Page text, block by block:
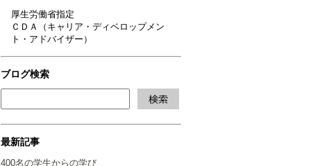
厚生労働省指定
ＣＤＡ（キャリア・ディベロップメン
ト・アドバイザー）
ブログ検索
最新記事
400名の学生からの学び